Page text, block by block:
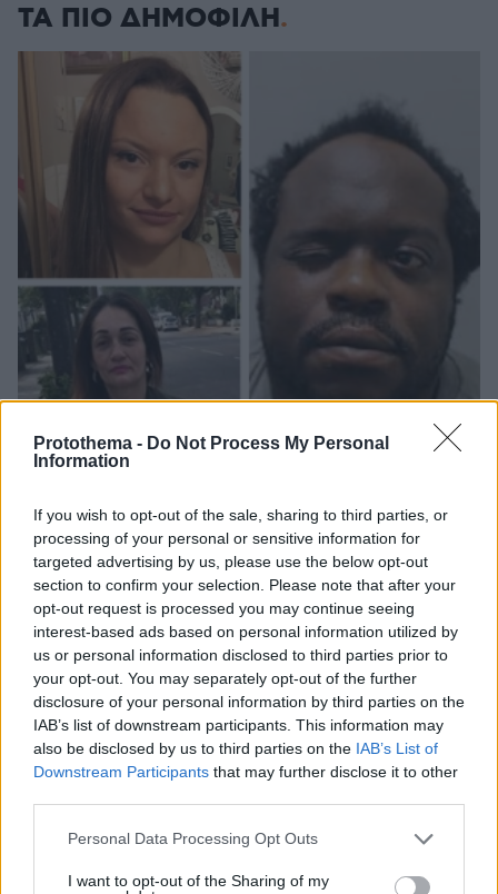
Protothema - Do Not Process My Personal
Information
If you wish to opt-out of the sale, sharing to third parties, or
processing of your personal or sensitive information for
targeted advertising by us, please use the below opt-out
section to confirm your selection. Please note that after your
opt-out request is processed you may continue seeing
interest-based ads based on personal information utilized by
us or personal information disclosed to third parties prior to
your opt-out. You may separately opt-out of the further
disclosure of your personal information by third parties on the
IAB’s list of downstream participants. This information may
also be disclosed by us to third parties on the IAB’s List of
Downstream Participants that may further disclose it to other
Please note that this website/app uses one or more Google
not limited to your visit or usage behaviour. You may click to
Personal Data Processing Opt Outs
I want to opt-out of the Sharing of my
ΤΑ ΠΙΟ ΔΗΜΟΦΙΛΗ
Ο «Δράκος» του Λονδίνου: 40χρονος με
προβλήματα όρασης σκότωνε και βίαζε γυναίκες,
η αστυνομία τον είχε συλλάβει και τον άφησε
ελεύθερο
07.08.2026, 22:54